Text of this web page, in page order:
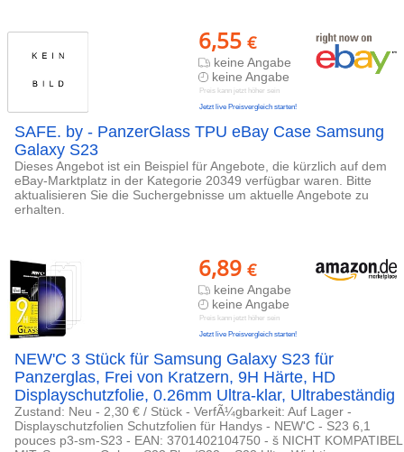
6,55 €
keine Angabe
keine Angabe
Preis kann jetzt höher sein
Jetzt live Preisvergleich starten!
SAFE. by - PanzerGlass TPU eBay Case Samsung
Galaxy S23
Dieses Angebot ist ein Beispiel für Angebote, die kürzlich auf dem
eBay-Marktplatz in der Kategorie 20349 verfügbar waren. Bitte
aktualisieren Sie die Suchergebnisse um aktuelle Angebote zu
erhalten.
6,89 €
keine Angabe
keine Angabe
Preis kann jetzt höher sein
Jetzt live Preisvergleich starten!
NEW'C 3 Stück für Samsung Galaxy S23 für
Panzerglas, Frei von Kratzern, 9H Härte, HD
Displayschutzfolie, 0.26mm Ultra-klar, Ultrabeständig
Zustand: Neu - 2,30 € / Stück - VerfÃ¼gbarkeit: Auf Lager -
Displayschutzfolien Schutzfolien für Handys - NEW'C - S23 6,1
pouces p3-sm-S23 - EAN: 3701402104750 - š NICHT KOMPATIBEL